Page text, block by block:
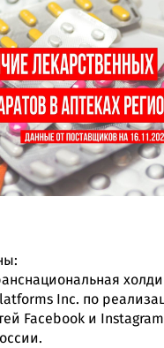
Inc. по
Facebook и